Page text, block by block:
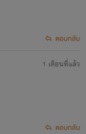
ตอบกลับ
1 เดือนที่แล้ว
ตอบกลับ